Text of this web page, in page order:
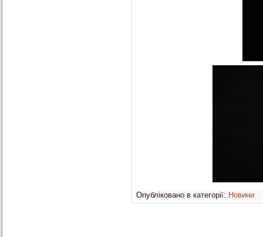
Опубліковано в категорії: Новини